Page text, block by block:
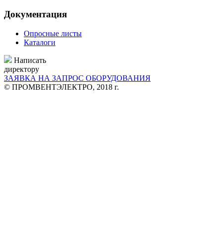
Документация
Опросные листы
Каталоги
Написать
директору
ЗАЯВКА НА ЗАПРОС ОБОРУДОВАНИЯ
© ПРОМВЕНТЭЛЕКТРО, 2018 г.